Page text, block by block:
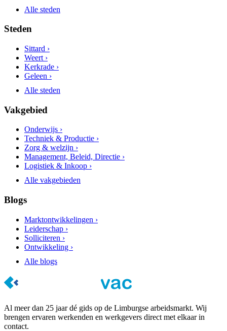
Alle steden
Steden
Sittard ›
Weert ›
Kerkrade ›
Geleen ›
Alle steden
Vakgebied
Onderwijs ›
Techniek & Productie ›
Zorg & welzijn ›
Management, Beleid, Directie ›
Logistiek & Inkoop ›
Alle vakgebieden
Blogs
Marktontwikkelingen ›
Leiderschap ›
Solliciteren ›
Ontwikkeling ›
Alle blogs
Al meer dan 25 jaar dé gids op de Limburgse arbeidsmarkt. Wij
brengen ervaren werkenden en werkgevers direct met elkaar in
contact.